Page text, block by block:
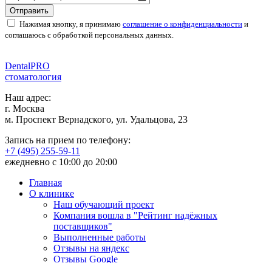
Отправить
Нажимая кнопку, я принимаю соглашение о конфиденциальности и
соглашаюсь с обработкой персональных данных.
DentalPRO
стоматология
Наш адрес:
г. Москва
м. Проспект Вернадского, ул. Удальцова, 23
Запись на прием по телефону:
+7 (495) 255-59-11
ежедневно с 10:00 до 20:00
Главная
О клинике
Наш обучающий проект
Компания вошла в "Рейтинг надёжных
поставщиков"
Выполненные работы
Отзывы на яндекс
Отзывы Google